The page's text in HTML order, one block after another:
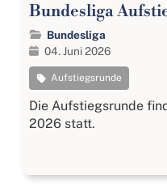
Bundesliga
Bundesliga
04. Juni 2026
Aufstiegsrunde
Die Aufstiegsrunde
2026 statt.